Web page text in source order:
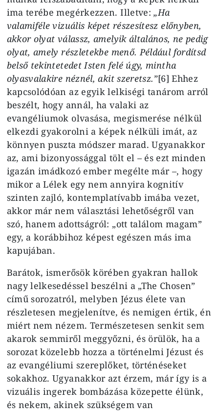
ima terébe megérkezzen. Illetve:„Ha
valamiféle vizuális képet részesítesz előnyben,
akkor olyat válassz, amelyik általános, ne pedig
olyat, amely részletekbe menő. Például fordítsd
belső tekintetedet Isten felé úgy, mintha
olyasvalakire néznél, akit szeretsz.”[6] Ehhez
kapcsolódóan az egyik lelkiségi tanárom arról
beszélt, hogy annál, ha valaki az
evangéliumok olvasása, megismerése nélkül
elkezdi gyakorolni a képek nélküli imát, az
könnyen puszta módszer marad. Ugyanakkor
az, ami bizonyossággal tölt el – és ezt minden
igazán imádkozó ember megélte már –, hogy
mikor a Lélek egy nem annyira kognitív
szinten zajló, kontemplatívabb imába vezet,
akkor már nem választási lehetőségről van
szó, hanem adottságról: „ott találom magam”
egy, a korábbihoz képest egészen más ima
kapujában.
Barátok, ismerősök körében gyakran hallok
nagy lelkesedéssel beszélni a „The Chosen”
című sorozatról, melyben Jézus élete van
részletesen megjelenítve, és nemigen értik, én
miért nem nézem. Természetesen senkit sem
akarok semmiről meggyőzni, és örülök, ha a
sorozat közelebb hozza a történelmi Jézust és
az evangéliumi szereplőket, történéseket
sokakhoz. Ugyanakkor azt érzem, már így is a
vizuális ingerek bombázása közepette élünk,
és nekem, akinek szükségem van